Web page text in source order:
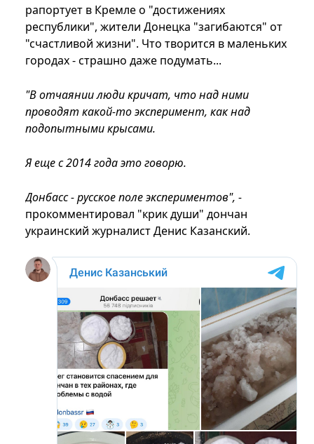
рапортует в Кремле о "достижениях
республики", жители Донецка "загибаются" от
"счастливой жизни". Что творится в маленьких
городах - страшно даже подумать...
"В отчаянии люди кричат, что над ними
проводят какой-то эксперимент, как над
подопытными крысами.
Я еще с 2014 года это говорю.
Донбасс - русское поле экспериментов", -
прокомментировал "крик души" дончан
украинский журналист Денис Казанский.